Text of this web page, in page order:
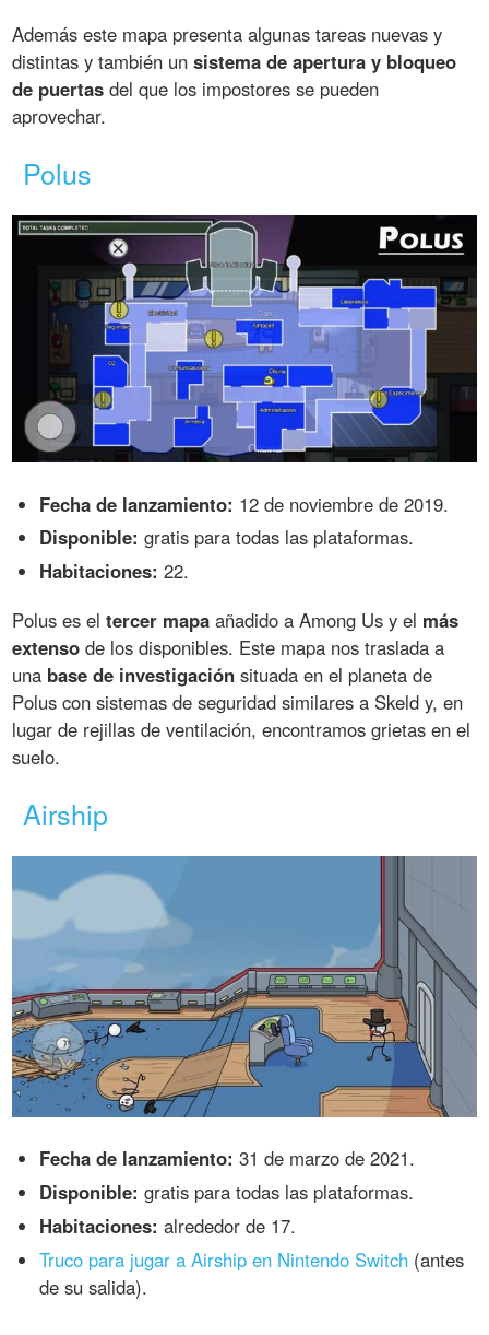
Además este mapa presenta algunas tareas nuevas y
distintas y también unsistema de apertura y bloqueo
de puertas del que los impostores se pueden
aprovechar.
Polus
Fecha de lanzamiento: 12 de noviembre de 2019.
Disponible: gratis para todas las plataformas.
Habitaciones: 22.
Polus es eltercer mapa añadido a Among Us y el más
extenso de los disponibles. Este mapa nos traslada a
una base de investigación situada en el planeta de
Polus con sistemas de seguridad similares a Skeld y, en
lugar de rejillas de ventilación, encontramos grietas en el
suelo.
Airship
Fecha de lanzamiento: 31 de marzo de 2021.
Disponible: gratis para todas las plataformas.
Habitaciones: alrededor de 17.
Truco para jugar a Airship en Nintendo Switch (antes
de su salida).